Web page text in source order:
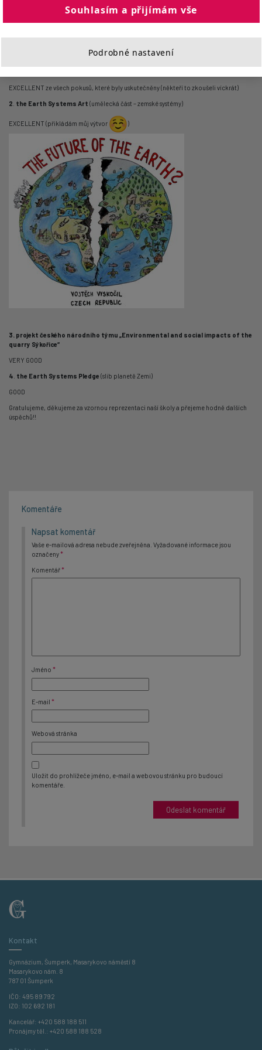
„Především zde funguje jiný systém hodnocení, než jsme zvyklí. Je zde kategorie nejvyšší
„Excellent„, pak „Very Good„, “Good„, a potom účast bez hodnocení.
Mně se podařily tyto výsledky:“
( v týmu s Estonkou a Španělem)
EXCELLENT ze všech pokusů, které byly uskutečněny (někteří to zkoušeli víckrát)
2 the Earth Systems Art (umělecká část – zemské systémy)
EXCELLENT (přikládám můj výtvor )
3. projekt českého národního týmu „Environmental and social impacts of the
quarry Sýkořice“
VERY GOOD
4 the Earth Systems Pledge (slib planetě Zemi)
GOOD
Gratulujeme, děkujeme za vzornou reprezentaci naší školy a přejeme hodně dalších
úspěchů!!
Komentáře
Napsat komentář
Vaše e-mailová adresa nebude zveřejněna. Vyžadované informace jsou
označeny *
Komentář *
Jméno *
E-mail *
Webová stránka
Uložit do prohlížeče jméno, e-mail a webovou stránku pro budoucí
komentáře.
Kontakt
Gymnázium, Šumperk, Masarykovo náměstí 8
Masarykovo nám. 8
787 01 Šumperk
IČO: 495 89 792
IZO: 102 692 181
Kancelář: +420 588 188 511
Pronájmy těl.: +420 588 188 528
Souhlasím a přijímám vše
Podrobné nastavení